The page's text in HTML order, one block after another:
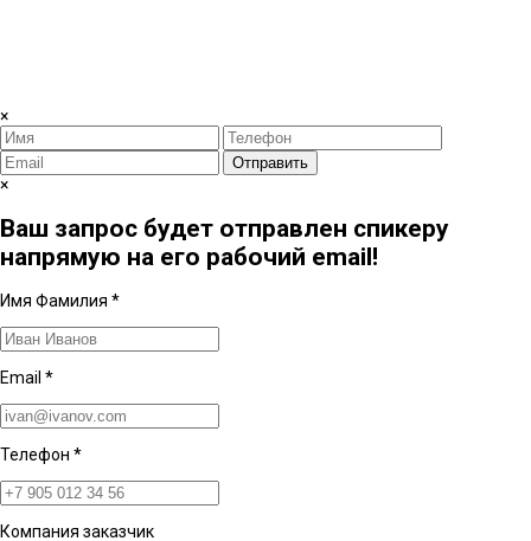
×
Отправить
×
Ваш запрос будет отправлен спикеру
напрямую на его рабочий email!
Имя Фамилия *
Email *
Телефон *
Компания заказчик